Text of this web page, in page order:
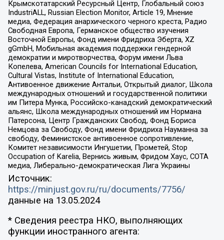
Крымскотатарский Ресурсный Центр, Глобальный союз
IndustriALL, Russian Election Monitor, Article 19, Мнение
медиа, Федерация анархического черного креста, Радио
Свободная Европа, Германское общество изучения
Восточной Европы, Фонд имени Фридриха Эберта, XZ
gGmbH, Мобильная академия поддержки гендерной
демократии и миротворчества, Форум имени Льва
Копелева, American Councils for International Education,
Cultural Vistas, Institute of International Education,
Антивоенное движение Антальи, Открытый диалог, Школа
международных отношений и государственной политики
им Питера Мунка, Российско-канадский демократический
альянс, Школа международных отношений им Нормана
Патерсона, Центр Гражданских Свобод, Фонд Бориса
Немцова за Свободу, Фонд имени Фридриха Науманна за
свободу, Феминистское антивоенное сопротивление,
Комитет независимости Ингушетии, Прометей, Stop
Occupation of Karelia, Вернись живым, Фридом Хаус, СОТА
медиа, Либерально-демократическая Лига Украины
Источник:
https://minjust.gov.ru/ru/documents/7756/
данные на 13.05.2024
* Сведения реестра НКО, выполняющих
функции иностранного агента: